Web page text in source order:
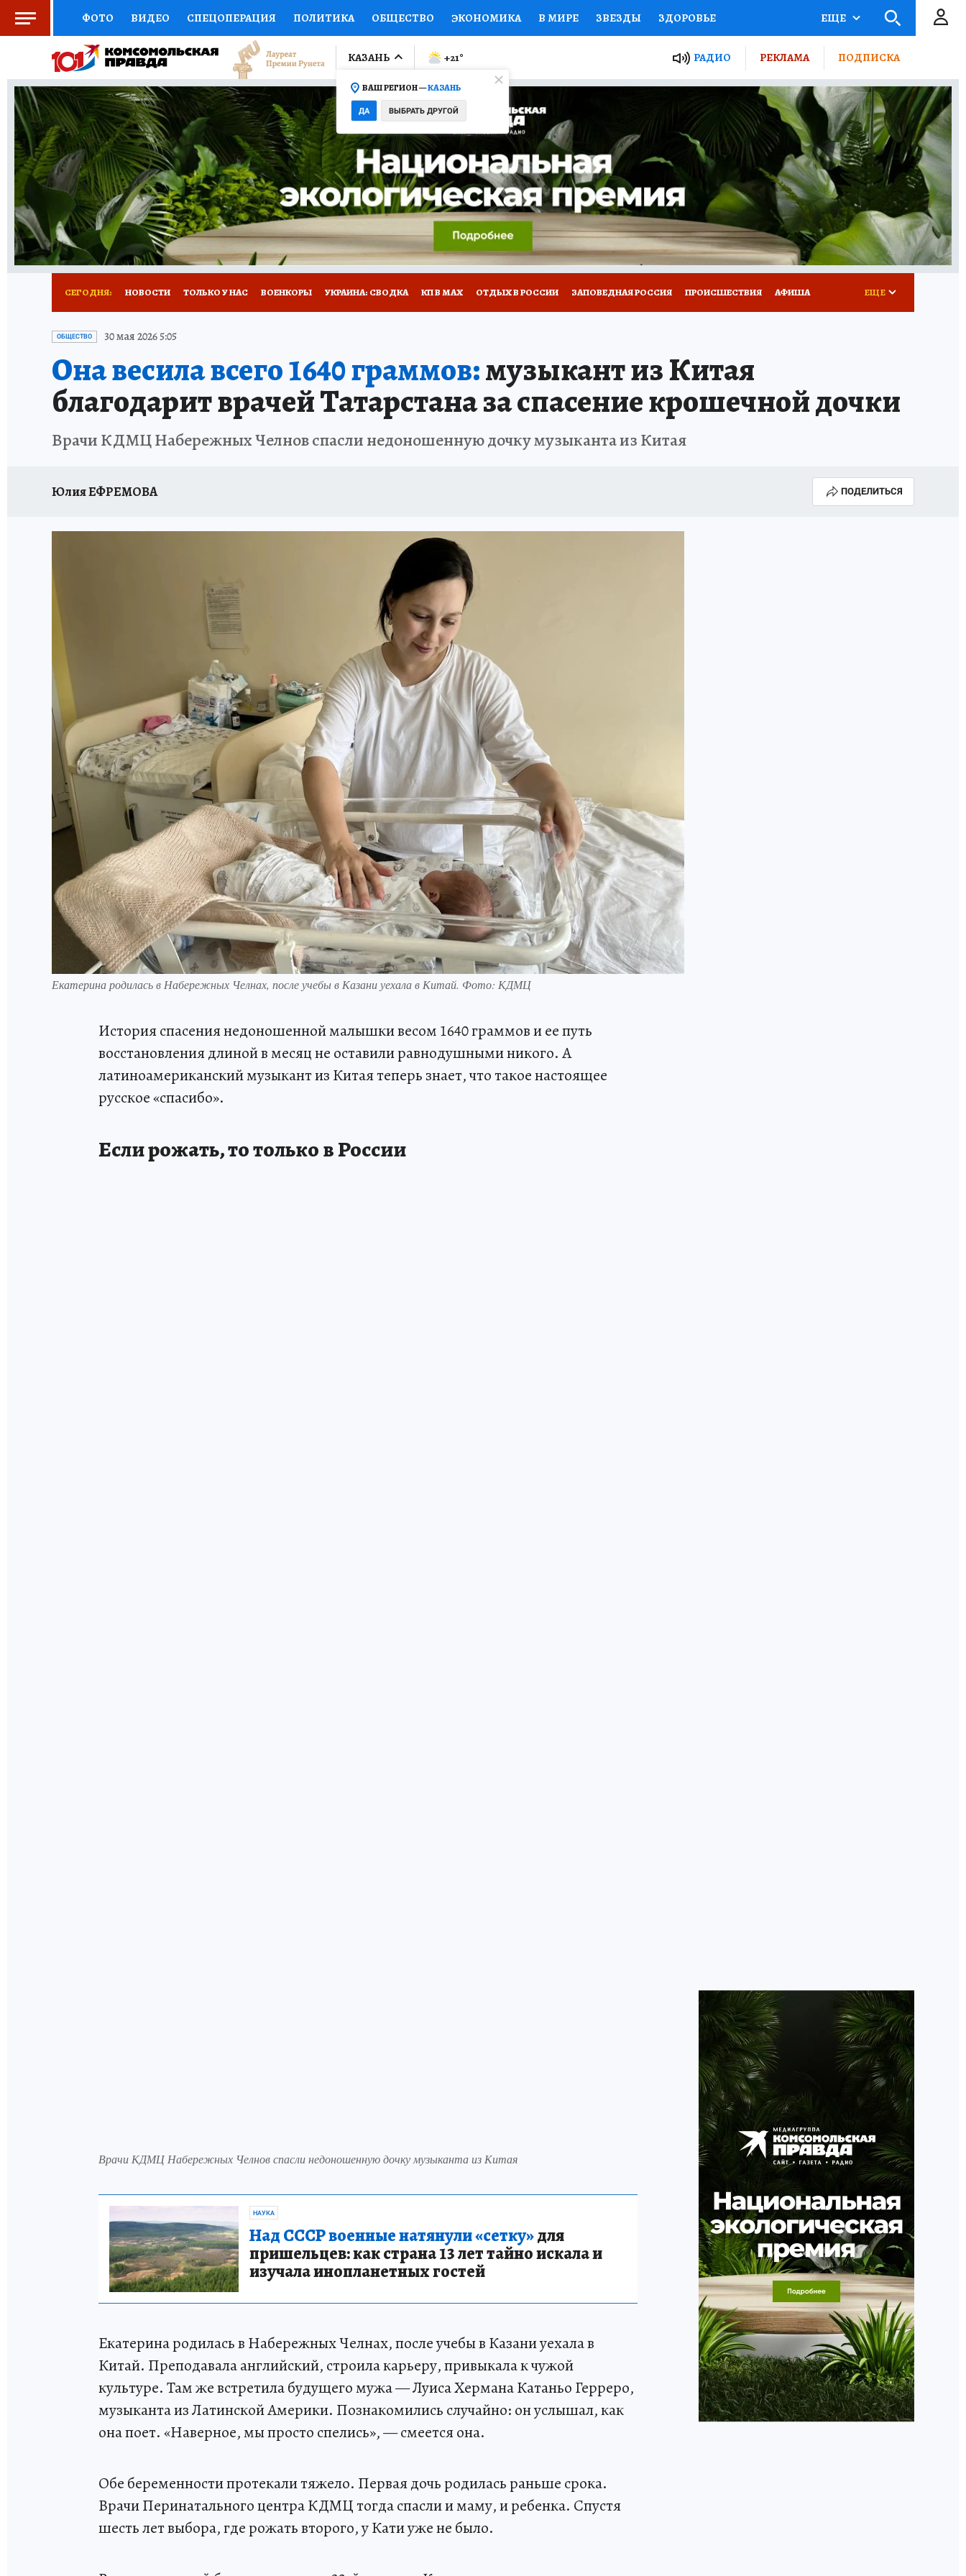
ФОТО ВИДЕО СПЕЦОПЕРАЦИЯ ПОЛИТИКА ОБЩЕСТВО ЭКОНОМИКА В МИРЕ ЗВЕЗДЫ ЗДОРОВЬЕ
СОЦПОДДЕРЖКА НАУКА СПОРТ КОЛУМНИСТЫ ПРОИСШЕСТВИЯ НАЦИОНАЛЬНЫЕ ПРОЕКТЫ РОССИИ
ВЫБОР ЭКСПЕРТОВ ДОКТОР ФИНАНСЫ ОТКРЫВАЕМ МИР Я ЗНАЮ СЕМЬЯ ЖЕНСКИЕ СЕКРЕТЫ ПУТЕВОДИТЕЛЬ
КНИЖНАЯ ПОЛКА ПРОГНОЗЫ НА СПОРТ ПРОМОКОДЫ СЕРИАЛЫ СПЕЦПРОЕКТЫ ДЕФИЦИТ ЖЕЛЕЗА ТУРИЗМ
ПРЕСС-ЦЕНТР НЕДВИЖИМОСТЬ ТЕЛЕВИЗОР КОЛЛЕКЦИИ КОНКУРСЫ РАБОТА У НАС ГИД ПОТРЕБИТЕЛЯ ВСЕ О КП
РАДИО КП РЕКЛАМА ТЕСТЫ НОВОЕ НА САЙТЕ
ЕЩЕ
КАЗАНЬ
ВАШ РЕГИОН —КАЗАНЬ
ДА ВЫБРАТЬ ДРУГОЙ
+21° РАДИО РЕКЛАМА ПОДПИСКА
СЕГОДНЯ: НОВОСТИ ТОЛЬКО У НАС ВОЕНКОРЫ УКРАИНА: СВОДКА КП В МАХ ОТДЫХ В РОССИИ ЗАПОВЕДНАЯ РОССИЯ ПРОИСШЕСТВИЯ АФИША
ТЕРРИТОРИЯ ДОБРА
ЕЩЕ
ОБЩЕСТВО 30 мая 2026 5:05
Она весила всего 1640 граммов:музыкант из Китая
благодарит врачей Татарстана за спасение крошечной дочки
Врачи КДМЦ Набережных Челнов спасли недоношенную дочку музыканта из Китая
Юлия ЕФРЕМОВА ПОДЕЛИТЬСЯ
Екатерина родилась в Набережных Челнах, после учебы в Казани уехала в Китай. Фото: КДМЦ
История спасения недоношенной малышки весом 1640 граммов и ее путь
восстановления длиной в месяц не оставили равнодушными никого. А
латиноамериканский музыкант из Китая теперь знает, что такое настоящее
русское «спасибо».
Если рожать, то только в России
Врачи КДМЦ Набережных Челнов спасли недоношенную дочку музыканта из Китая
НАУКА
Над СССР военные натянули «сетку»для
пришельцев: как страна 13 лет тайно искала и
изучала инопланетных гостей
Екатерина родилась в Набережных Челнах, после учебы в Казани уехала в
Китай. Преподавала английский, строила карьеру, привыкала к чужой
культуре. Там же встретила будущего мужа — Луиса Хермана Катаньо Герреро,
музыканта из Латинской Америки. Познакомились случайно: он услышал, как
она поет. «Наверное, мы просто спелись», — смеется она.
Обе беременности протекали тяжело. Первая дочь родилась раньше срока.
Врачи Перинатального центра КДМЦ тогда спасли и маму, и ребенка. Спустя
шесть лет выбора, где рожать второго, у Кати уже не было.